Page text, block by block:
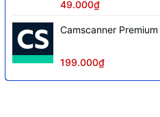
49.000₫
Camscanner Premium
199.000₫